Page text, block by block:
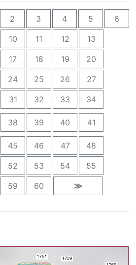
2 3 4 5 6
10 11 12 13
17 18 19 20
24 25 26 27
31 32 33 34
38 39 40 41
45 46 47 48
52 53 54 55
59 60 ≫